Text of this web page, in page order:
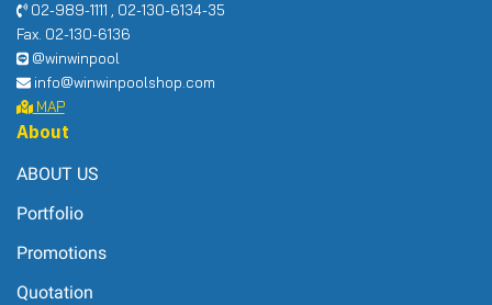
02-989-1111 , 02-130-6134-35
Fax. 02-130-6136
@winwinpool
info@winwinpoolshop.com
MAP
About
ABOUT US
Portfolio
Promotions
Quotation